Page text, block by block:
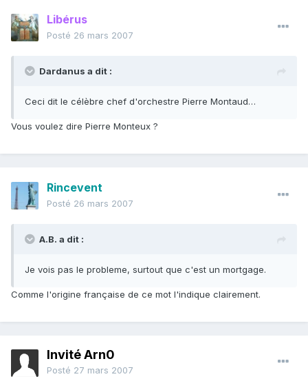
Libérus
Posté 26 mars 2007
Dardanus a dit :
Ceci dit le célèbre chef d'orchestre Pierre Montaud…
Vous voulez dire Pierre Monteux ?
Rincevent
Posté 26 mars 2007
A.B. a dit :
Je vois pas le probleme, surtout que c'est un mortgage.
Comme l'origine française de ce mot l'indique clairement.
Invité Arn0
Posté 27 mars 2007